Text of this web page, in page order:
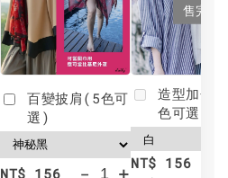
百變披肩(5色可
選)
NT$ 156
售完
造型加分
色可選)
NT$ 156